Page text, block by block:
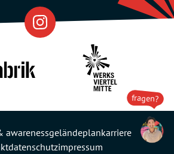
fragen?
Partner
awarenessgeländeplankarriere
datenschutzimpressum